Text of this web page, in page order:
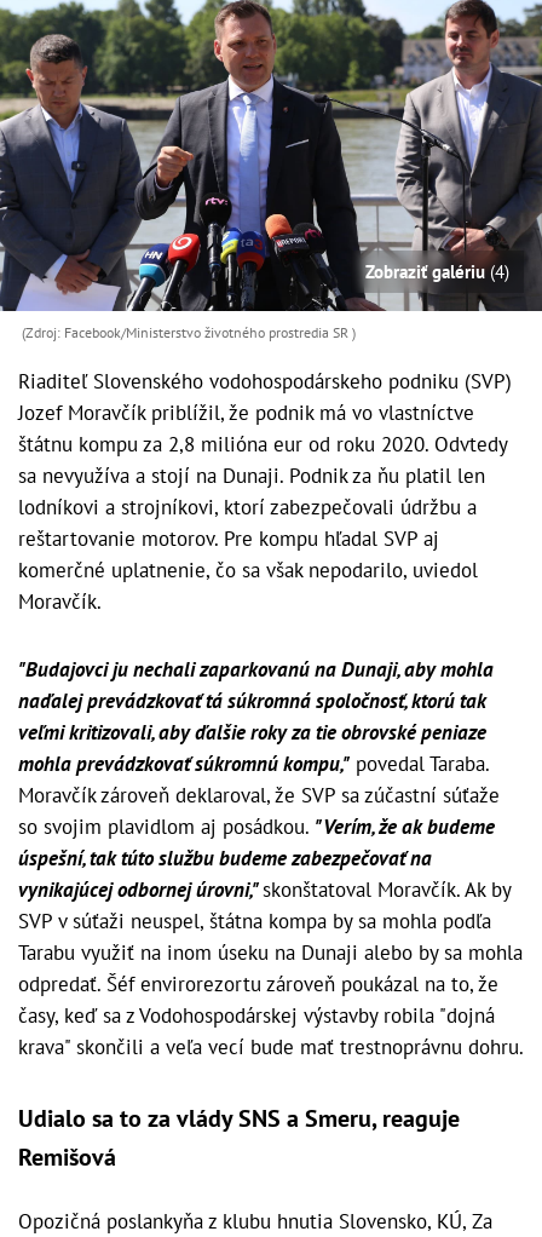
Zobraziť galériu(4)
(Zdroj: Facebook/Ministerstvo životného prostredia SR )
Riaditeľ Slovenského vodohospodárskeho podniku (SVP)
Jozef Moravčík priblížil, že podnik má vo vlastníctve
štátnu kompu za 2,8 milióna eur od roku 2020. Odvtedy
sa nevyužíva a stojí na Dunaji. Podnik za ňu platil len
lodníkovi a strojníkovi, ktorí zabezpečovali údržbu a
reštartovanie motorov. Pre kompu hľadal SVP aj
komerčné uplatnenie, čo sa však nepodarilo, uviedol
Moravčík.
"Budajovci ju nechali zaparkovanú na Dunaji, aby mohla
naďalej prevádzkovať tá súkromná spoločnosť, ktorú tak
veľmi kritizovali, aby ďalšie roky za tie obrovské peniaze
mohla prevádzkovať súkromnú kompu," povedal Taraba.
Moravčík zároveň deklaroval, že SVP sa zúčastní súťaže
so svojim plavidlom aj posádkou. "Verím, že ak budeme
úspešní, tak túto službu budeme zabezpečovať na
vynikajúcej odbornej úrovni,"skonštatoval Moravčík. Ak by
SVP v súťaži neuspel, štátna kompa by sa mohla podľa
Tarabu využiť na inom úseku na Dunaji alebo by sa mohla
odpredať. Šéf envirorezortu zároveň poukázal na to, že
časy, keď sa z Vodohospodárskej výstavby robila "dojná
krava" skončili a veľa vecí bude mať trestnoprávnu dohru.
Udialo sa to za vlády SNS a Smeru, reaguje
Remišová
Opozičná poslankyňa z klubu hnutia Slovensko, KÚ, Za